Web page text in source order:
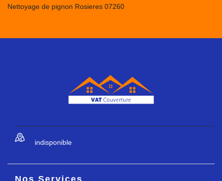
Nettoyage de pignon Rosieres 07260
indisponible
Nos Services